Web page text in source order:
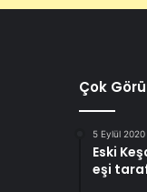
Çok
5 Eylül 2020
Eski
eşi